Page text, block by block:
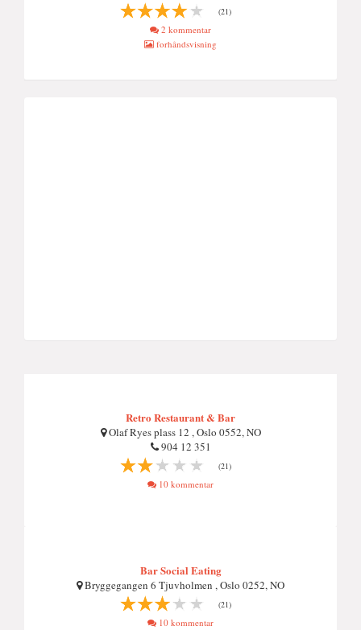
(21)
2 kommentar
forhåndsvisning
Retro Restaurant & Bar
Olaf Ryes plass 12 , Oslo 0552, NO
904 12 351
(21)
10 kommentar
Bar Social Eating
Bryggegangen 6 Tjuvholmen , Oslo 0252, NO
(21)
10 kommentar